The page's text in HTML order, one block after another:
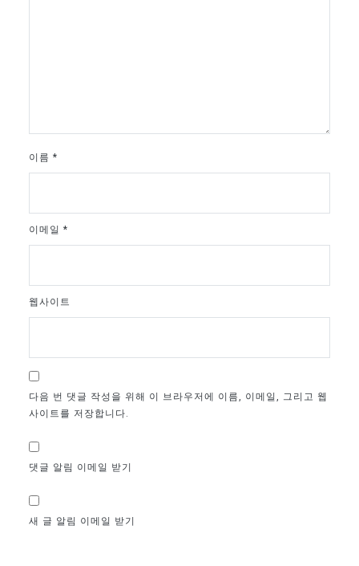
이름 *
이메일 *
웹사이트
다음 번 댓글 작성을 위해 이 브라우저에 이름, 이메일, 그리고 웹
사이트를 저장합니다.
댓글 알림 이메일 받기
새 글 알림 이메일 받기